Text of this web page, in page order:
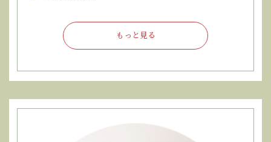
もっと見る